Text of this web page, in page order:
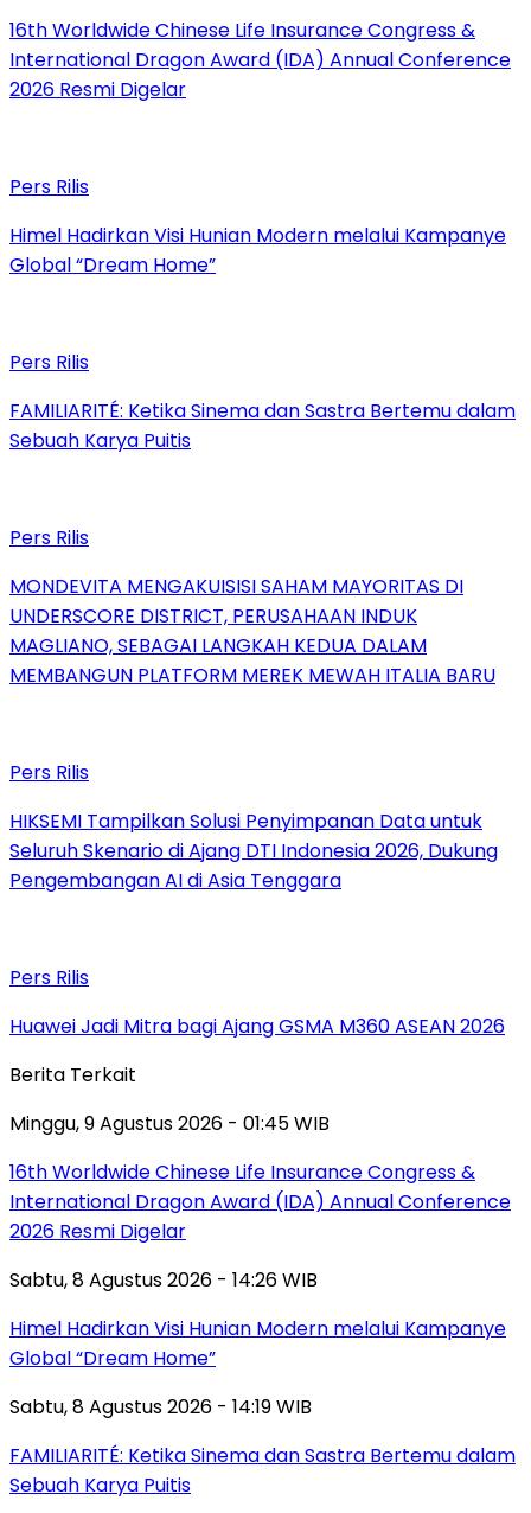
16th Worldwide Chinese Life Insurance Congress &
International Dragon Award (IDA) Annual Conference
2026 Resmi Digelar
Pers Rilis
Himel Hadirkan Visi Hunian Modern melalui Kampanye
Global “Dream Home”
Pers Rilis
FAMILIARITÉ: Ketika Sinema dan Sastra Bertemu dalam
Sebuah Karya Puitis
Pers Rilis
MONDEVITA MENGAKUISISI SAHAM MAYORITAS DI
UNDERSCORE DISTRICT, PERUSAHAAN INDUK
MAGLIANO, SEBAGAI LANGKAH KEDUA DALAM
MEMBANGUN PLATFORM MEREK MEWAH ITALIA BARU
Pers Rilis
HIKSEMI Tampilkan Solusi Penyimpanan Data untuk
Seluruh Skenario di Ajang DTI Indonesia 2026, Dukung
Pengembangan AI di Asia Tenggara
Pers Rilis
Huawei Jadi Mitra bagi Ajang GSMA M360 ASEAN 2026
Berita Terkait
Minggu, 9 Agustus 2026 - 01:45 WIB
16th Worldwide Chinese Life Insurance Congress &
International Dragon Award (IDA) Annual Conference
2026 Resmi Digelar
Sabtu, 8 Agustus 2026 - 14:26 WIB
Himel Hadirkan Visi Hunian Modern melalui Kampanye
Global “Dream Home”
Sabtu, 8 Agustus 2026 - 14:19 WIB
FAMILIARITÉ: Ketika Sinema dan Sastra Bertemu dalam
Sebuah Karya Puitis